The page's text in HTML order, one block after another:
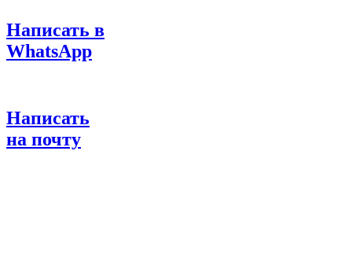
Написать в
WhatsApp
Написать
на почту